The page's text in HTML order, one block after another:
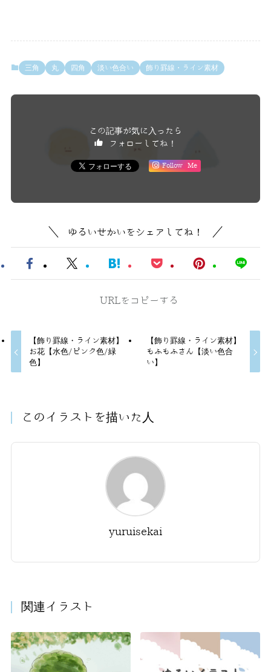
三角 丸 四角 淡い色合い 飾り罫線・ライン素材
この記事が気に入ったら
フォローしてね！
Follow Me
ゆるいせかいをシェアしてね！
URLをコピーする
【飾り罫線・ライン素材】
お花【水色/ピンク色/緑
色】
【飾り罫線・ライン素材】
もふもふさん【淡い色合
い】
このイラストを描いた人
yuruisekai
関連イラスト